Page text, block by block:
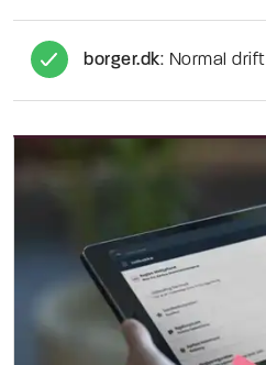
borger.dk: Normal drift